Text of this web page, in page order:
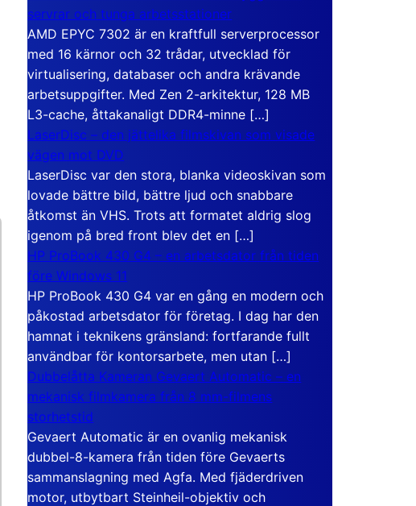
servrar och tunga arbetsstationer
AMD EPYC 7302 är en kraftfull serverprocessor
med 16 kärnor och 32 trådar, utvecklad för
virtualisering, databaser och andra krävande
arbetsuppgifter. Med Zen 2-arkitektur, 128 MB
L3-cache, åttakanaligt DDR4-minne […]
LaserDisc – den jättelika filmskivan som visade
vägen mot DVD
LaserDisc var den stora, blanka videoskivan som
lovade bättre bild, bättre ljud och snabbare
åtkomst än VHS. Trots att formatet aldrig slog
igenom på bred front blev det en […]
HP ProBook 430 G4 – en arbetsdator från tiden
före Windows 11
HP ProBook 430 G4 var en gång en modern och
påkostad arbetsdator för företag. I dag har den
hamnat i teknikens gränsland: fortfarande fullt
användbar för kontorsarbete, men utan […]
Dubbelåtta Kameran Gevaert Automatic – en
mekanisk filmkamera från 8 mm-filmens
storhetstid
Gevaert Automatic är en ovanlig mekanisk
dubbel-8-kamera från tiden före Gevaerts
sammanslagning med Agfa. Med fjäderdriven
motor, utbytbart Steinheil-objektiv och